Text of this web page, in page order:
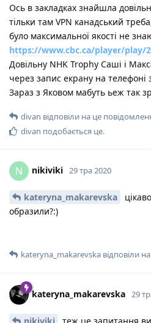
Ось в закладках знайшла
тільки там VPN канадський
було максимальної якості не
https://www.cbc.ca/player/play/
Довільну NHK Trophy Саші і
через запис екрану на
Зараз з Яковом мабуть ьеж так
divan відповіли на це
divan подобається це.
N nikiviki 29 тра 2020
kateryna_makarevska
образили?:)
kateryna_makarevska відповіли
kateryna_makarevska 29